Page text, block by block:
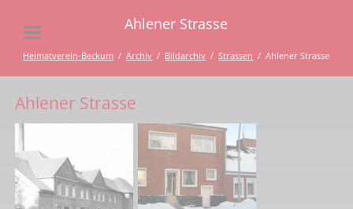
Ahlener Strasse
Heimatverein-Beckum Archiv Bildarchiv Strassen Ahlener Strasse
Ahlener Strasse